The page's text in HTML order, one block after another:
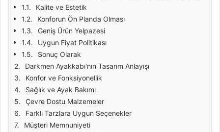
Kalite ve Estetik
Konforun Ön Planda Olması
Geniş Ürün Yelpazesi
Uygun Fiyat Politikası
Sonuç Olarak
Darkmen Ayakkabı'nın Tasarım Anlayışı
Konfor ve Fonksiyonellik
Sağlık ve Ayak Bakımı
Çevre Dostu Malzemeler
Farklı Tarzlara Uygun Seçenekler
Müşteri Memnuniyeti